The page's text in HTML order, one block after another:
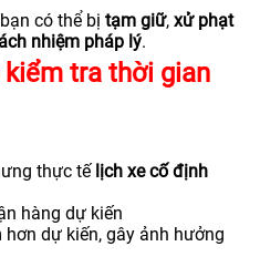
có thể bị tạm giữ, xử phạt
nhiệm pháp lý.
kiểm tra thời gian
thực tế lịch xe cố định
hàng dự kiến
dự kiến, gây ảnh hưởng